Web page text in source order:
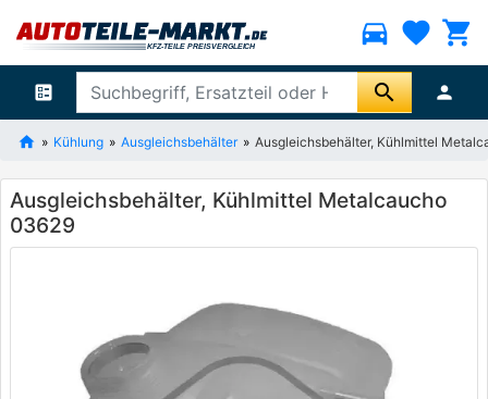
directions_car favorite shopping_cart
ballot search person
Kühlung Ausgleichsbehälter Ausgleichsbehälter, Kühlmittel
Ausgleichsbehälter, Kühlmittel Metalcaucho
03629